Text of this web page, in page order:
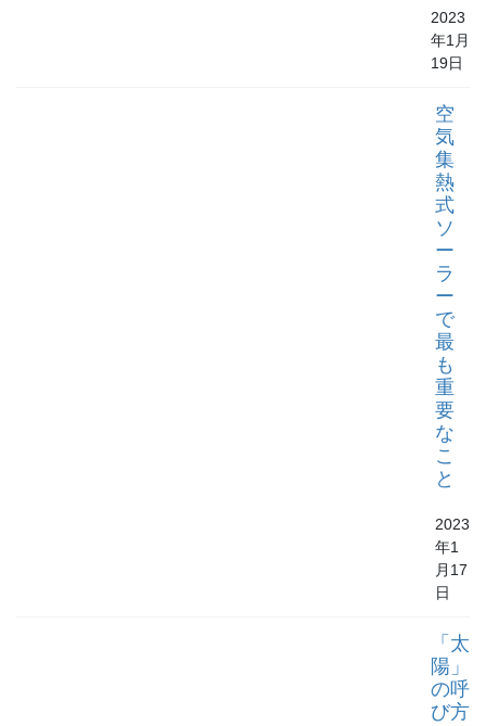
2023
年1月
19日
空
気
集
熱
式
ソ
ー
ラ
ー
で
最
も
重
要
な
こ
と
2023
年1
月17
日
「太
陽」
の呼
び方